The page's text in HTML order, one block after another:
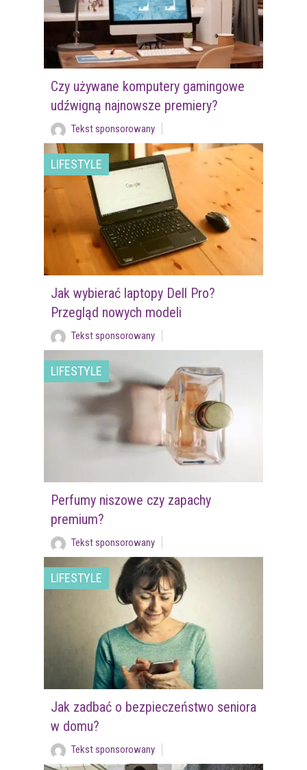
Czy używane komputery gamingowe
udźwigną najnowsze premiery?
Tekst sponsorowany
LIFESTYLE
Jak wybierać laptopy Dell Pro?
Przegląd nowych modeli
Tekst sponsorowany
LIFESTYLE
Perfumy niszowe czy zapachy
premium?
Tekst sponsorowany
LIFESTYLE
Jak zadbać o bezpieczeństwo seniora
w domu?
Tekst sponsorowany